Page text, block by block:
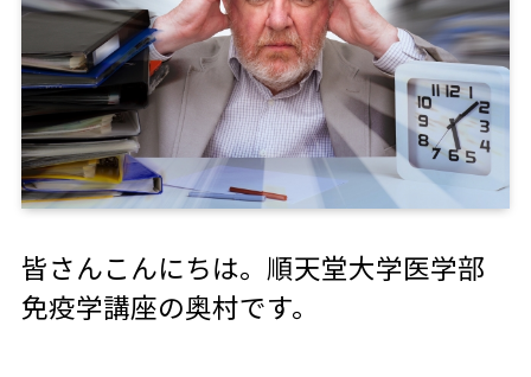
皆さんこんにちは。順天堂大学医学部
免疫学講座の奥村です。